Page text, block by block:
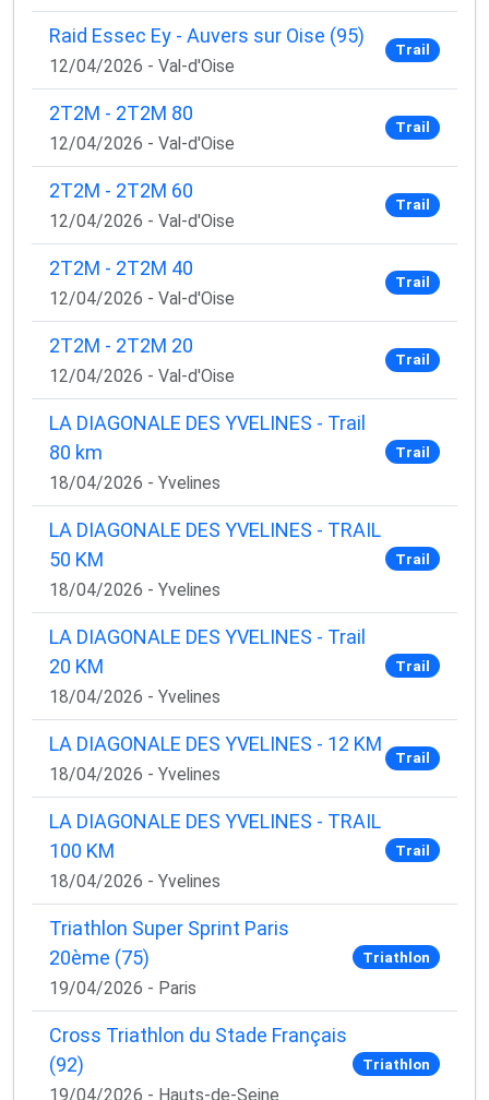
Raid Essec Ey - Auvers sur Oise (95)
12/04/2026 - Val-d'Oise
Trail
2T2M - 2T2M 80
12/04/2026 - Val-d'Oise
Trail
2T2M - 2T2M 60
12/04/2026 - Val-d'Oise
Trail
2T2M - 2T2M 40
12/04/2026 - Val-d'Oise
Trail
2T2M - 2T2M 20
12/04/2026 - Val-d'Oise
Trail
LA DIAGONALE DES YVELINES - Trail
80 km
18/04/2026 - Yvelines
Trail
LA DIAGONALE DES YVELINES - TRAIL
50 KM
18/04/2026 - Yvelines
Trail
LA DIAGONALE DES YVELINES - Trail
20 KM
18/04/2026 - Yvelines
Trail
LA DIAGONALE DES YVELINES - 12 KM
18/04/2026 - Yvelines
Trail
LA DIAGONALE DES YVELINES - TRAIL
100 KM
18/04/2026 - Yvelines
Trail
Triathlon Super Sprint Paris
20ème (75)
19/04/2026 - Paris
Triathlon
Cross Triathlon du Stade Français
(92)
19/04/2026 - Hauts-de-Seine
Triathlon